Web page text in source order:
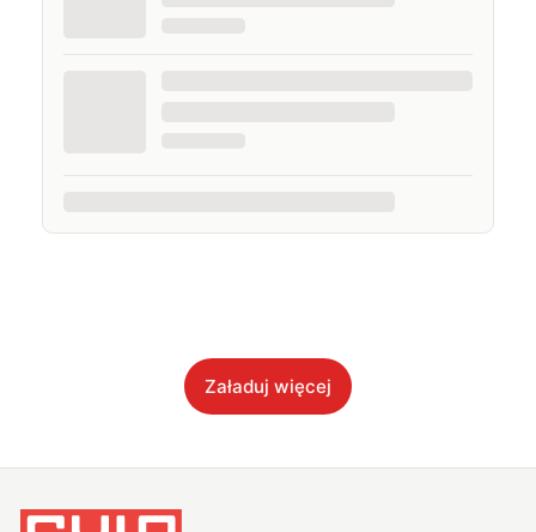
Załaduj więcej